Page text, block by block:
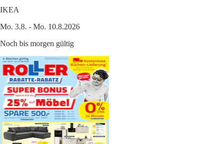
IKEA
Mo. 3.8. - Mo. 10.8.2026
Noch bis morgen gültig